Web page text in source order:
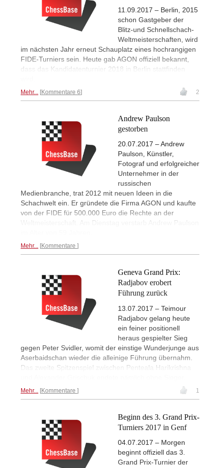
11.09.2017 – Berlin, 2015
schon Gastgeber der
Blitz-und Schnellschach-
Weltmeisterschaften, wird
im nächsten Jahr erneut Schauplatz eines hochrangigen
FIDE-Turniers sein. Heute gab AGON offiziell bekannt,
dass das Kandidatenturnier 2018 in Berlin stattfinden
Mehr... Kommentare 6 2
Andrew Paulson
gestorben
20.07.2017 – Andrew
Paulson, Künstler,
Fotograf und erfolgreicher
Unternehmer in der
russischen
Medienbranche, trat 2012 mit neuen Ideen in die
Schachwelt ein. Er gründete die Firma AGON und kaufte
von der FIDE für 500.000 Euro die Rechte an der
Weltmeisterschaft. Am Dienstag verstarb Andrew Paulson
Mehr... Kommentare
Geneva Grand Prix:
Radjabov erobert
Führung zurück
13.07.2017 – Teimour
Radjabov gelang heute
ein feiner positionell
heraus gespielter Sieg
gegen Peter Svidler, womit der einstige Wunderjunge aus
Aserbaidschan wieder die alleinige Führung übernahm.
Das zweite Spitzenspiel zwischen Penteala Harikrishna
Mehr... Kommentare 1
Beginn des 3. Grand Prix-
Turniers 2017 in Genf
04.07.2017 – Morgen
beginnt offiziell das 3.
Grand Prix-Turnier der